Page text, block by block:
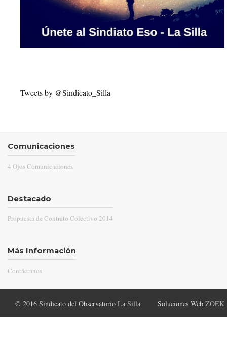
Tweets by @Sindicato_Silla
Comunicaciones
4 Ojos Comunicaciones
Destacado
Propuesta de Contrato Colectivo 2014
Más Información
Contáctanos
© 2016 Sindicato del Observatorio La Silla Soluciones Web ZOEK